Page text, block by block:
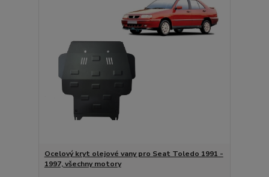
Ocelový kryt olejové vany pro Seat Toledo 1991 -
1997, všechny motory